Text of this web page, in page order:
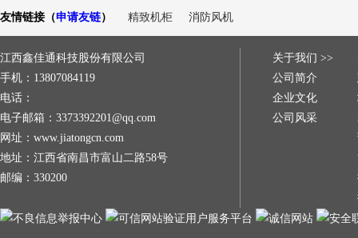
达标产品
学模型分析系统
软件
友情链接（申请友链） 精致机柜 消防风机
江西鑫佳通科技股份有限公司
手机：13807084119
电话：
电子邮箱：3373392201@qq.com
网址：www.jiatongcn.com
地址：江西省南昌市富山二路58号
邮编：330200
关于我们 >>
公司简介
企业文化
公司风采